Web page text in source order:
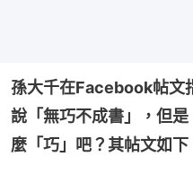
孫大千在Facebook帖文
說「無巧不成書」，但
麼「巧」吧？其帖文如下